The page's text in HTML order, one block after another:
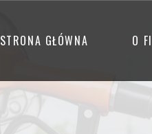
STRONA GŁÓWNA O